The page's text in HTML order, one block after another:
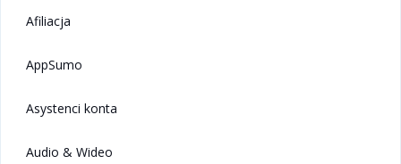
Afiliacja
AppSumo
Asystenci konta
Audio & Wideo